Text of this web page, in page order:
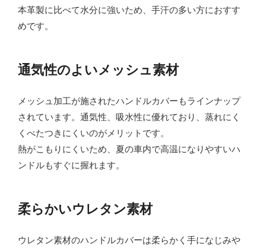
本革製に比べて水分に強いため、手汗の多い方におすす
めです。
通気性のよいメッシュ素材
メッシュ加工が施されたハンドルカバーもラインナップ
されています。通気性、吸水性に優れており、蒸れにく
くべたつきにくいのがメリットです。
熱がこもりにくいため、夏の車内で高温になりやすいハ
ンドルもすぐに握れます。
柔らかいウレタン素材
ウレタン素材のハンドルカバーは柔らかく手になじみや